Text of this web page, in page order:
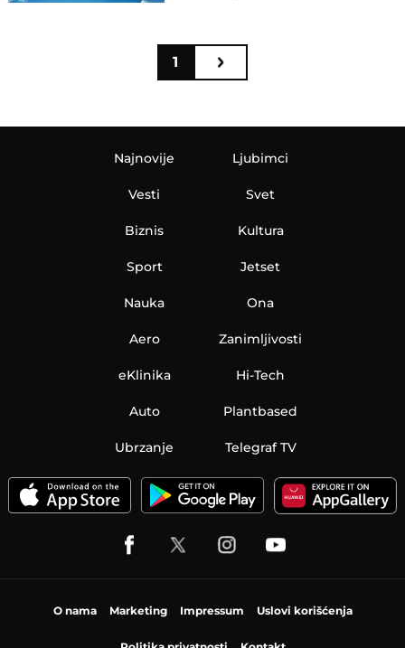
1
Najnovije
Vesti
Biznis
Sport
Nauka
Aero
Ljubimci
Svet
Kultura
Jetset
Ona
Zanimljivosti
eKlinika Hi-Tech
Auto Plantbased
Ubrzanje Telegraf TV
O nama Marketing Impressum Uslovi korišćenja